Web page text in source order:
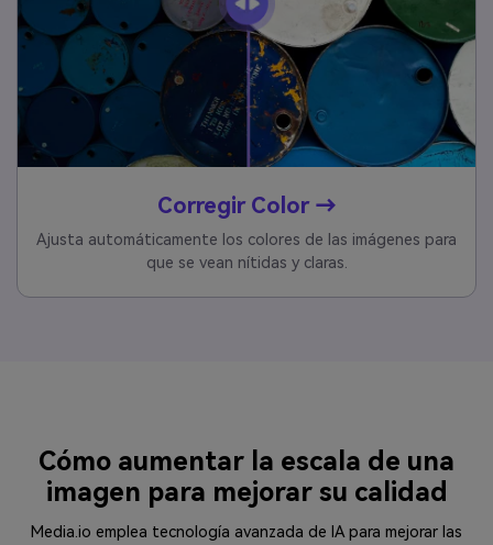
Corregir Color →
Ajusta automáticamente los colores de las imágenes para
que se vean nítidas y claras.
Cómo aumentar la escala de una
imagen para mejorar su calidad
Media.io emplea tecnología avanzada de IA para mejorar las